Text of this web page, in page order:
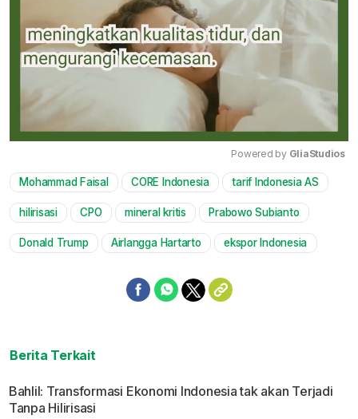
Mute
Powered by GliaStudios
Mohammad Faisal CORE Indonesia tarif Indonesia AS
hilirisasi CPO mineral kritis Prabowo Subianto
Donald Trump Airlangga Hartarto ekspor Indonesia
Berita Terkait
Bahlil: Transformasi Ekonomi Indonesia tak akan Terjadi
Tanpa Hilirisasi